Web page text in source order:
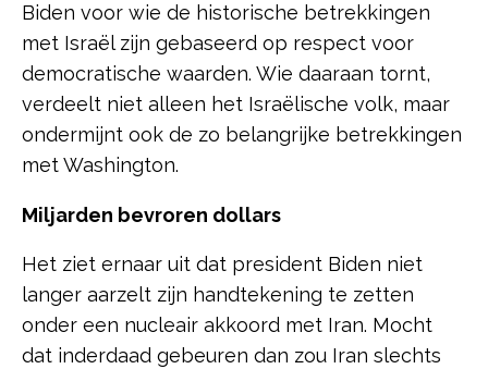
Biden voor wie de historische betrekkingen
met Israël zijn gebaseerd op respect voor
democratische waarden. Wie daaraan tornt,
verdeelt niet alleen het Israëlische volk, maar
ondermijnt ook de zo belangrijke betrekkingen
met Washington.
Miljarden bevroren dollars
Het ziet ernaar uit dat president Biden niet
langer aarzelt zijn handtekening te zetten
onder een nucleair akkoord met Iran. Mocht
dat inderdaad gebeuren dan zou Iran slechts